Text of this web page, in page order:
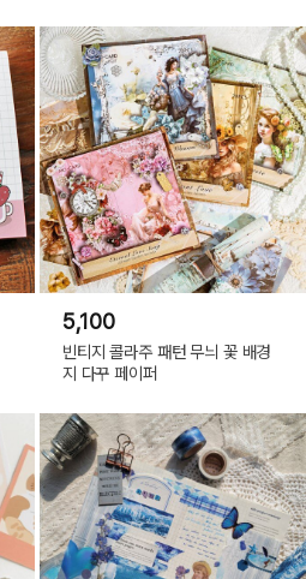
5,100
빈티지 콜라주 패턴 무늬 꽃 배경
지 다꾸 페이퍼